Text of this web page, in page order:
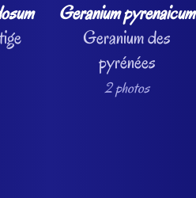
Geranium pyrenaicum
Geranium des
pyrénées
2 photos